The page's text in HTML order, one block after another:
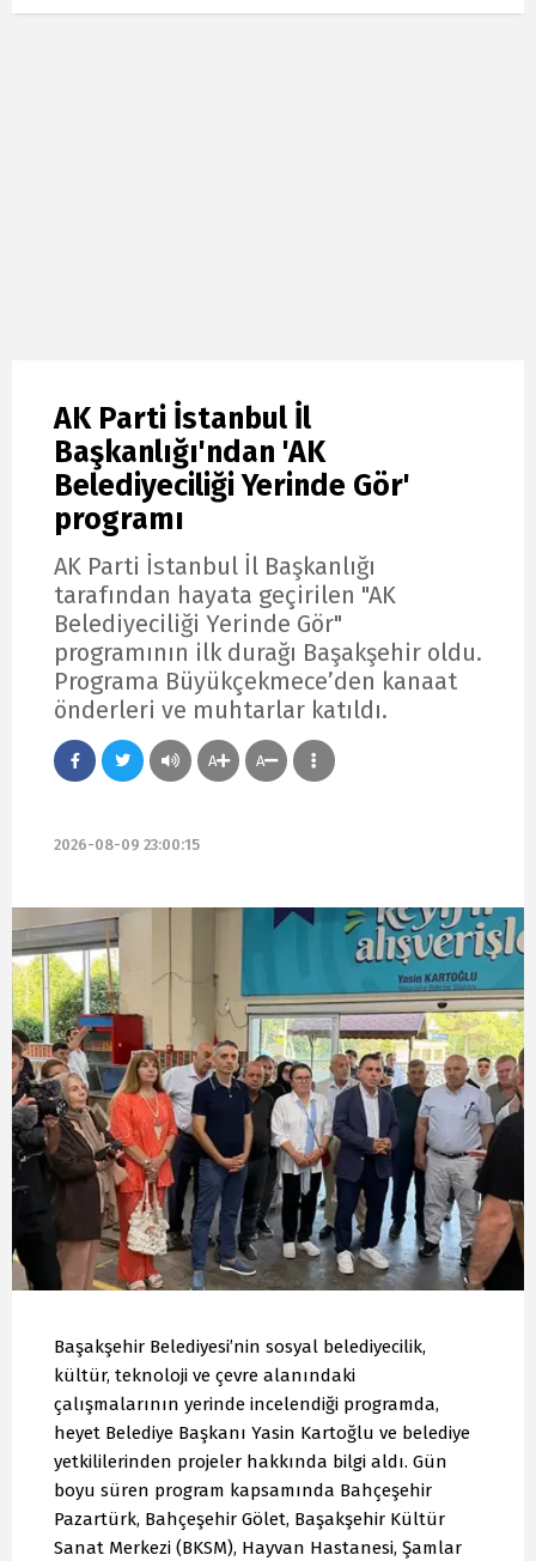
AK Parti İstanbul İl
Başkanlığı'ndan 'AK
Belediyeciliği Yerinde Gör'
programı
AK Parti İstanbul İl Başkanlığı
tarafından hayata geçirilen "AK
Belediyeciliği Yerinde Gör"
programının ilk durağı Başakşehir oldu.
Programa Büyükçekmece’den kanaat
önderleri ve muhtarlar katıldı.
A A
2026-08-09 23:00:15
Başakşehir Belediyesi’nin sosyal belediyecilik,
kültür, teknoloji ve çevre alanındaki
çalışmalarının yerinde incelendiği programda,
heyet Belediye Başkanı Yasin Kartoğlu ve belediye
yetkililerinden projeler hakkında bilgi aldı. Gün
boyu süren program kapsamında Bahçeşehir
Pazartürk, Bahçeşehir Gölet, Başakşehir Kültür
Sanat Merkezi (BKSM), Hayvan Hastanesi, Şamlar